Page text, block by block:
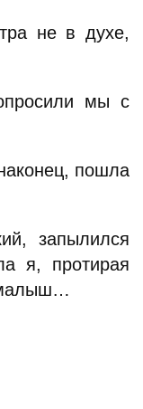
не в духе,
мы с
пошла
запылился
я, протирая
малыш…